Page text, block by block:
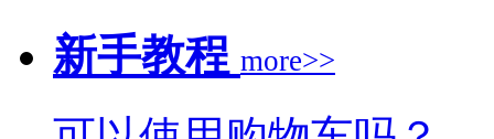
新手教程 more>>